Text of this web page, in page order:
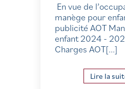
En vue de
manège pour
publicité AOT
enfant 2024 -
Charges AOT[...]
Lire la